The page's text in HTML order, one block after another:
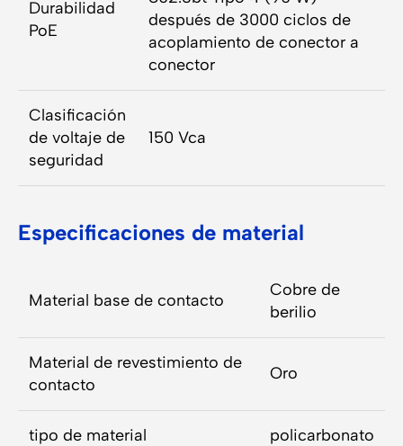
Durabilidad
PoE
después de 3000 ciclos de
acoplamiento de conector a
conector
Clasificación
de voltaje de
seguridad
150 Vca
Especificaciones de material
Material base de contacto
Cobre de
berilio
Material de revestimiento de
contacto
Oro
tipo de material policarbonato